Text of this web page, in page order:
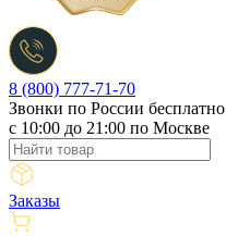
8 (800) 777-71-70
Звонки по России бесплатно
c 10:00 до 21:00 по Москве
Заказы